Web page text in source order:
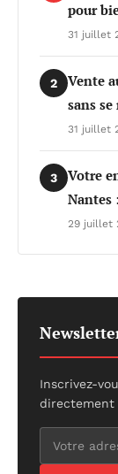
pour
31 juillet
2
Vente
sans
31 juillet
3
Votre
Nantes
29 juillet
Inscrivez-
directement